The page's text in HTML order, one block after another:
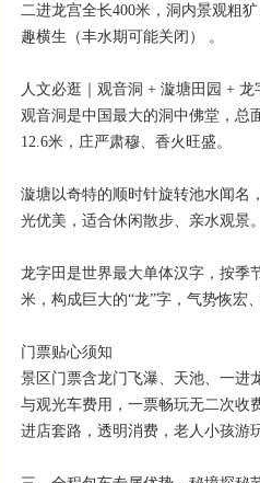
二进龙宫全长400米，洞内景观粗
趣横生（丰水期可能关闭） 。
人文必逛｜观音洞 + 漩塘田园 + 龙
观音洞是中国最大的洞中佛堂，总
12.6米，庄严肃穆、香火旺盛。
漩塘以奇特的顺时针旋转池水闻名
光优美，适合休闲散步、亲水观景。
龙字田是世界最大单体汉字，按
米，构成巨大的“龙”字，气势恢宏
门票贴心须知
景区门票含龙门飞瀑、天池、一进
与观光车费用，一票畅玩无二次收
进店套路，透明消费，老人小孩游